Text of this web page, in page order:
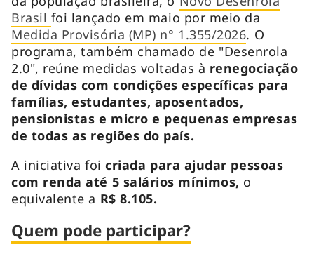
Brasil foi lançado em maio por meio da
Medida Provisória (MP) n° 1.355/2026. O
programa, também chamado de "Desenrola
2.0", reúne medidas voltadas à renegociação
de dívidas com condições específicas para
famílias, estudantes, aposentados,
pensionistas e micro e pequenas empresas
de todas as regiões do país.
A iniciativa foi criada para ajudar pessoas
com renda até 5 salários mínimos, o
equivalente a R$ 8.105.
Quem pode participar?